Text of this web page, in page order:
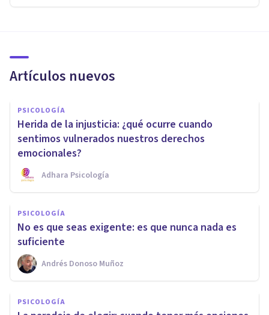
Artículos nuevos
PSICOLOGÍA
Herida de la injusticia: ¿qué ocurre cuando
sentimos vulnerados nuestros derechos
emocionales?
Adhara Psicología
PSICOLOGÍA
No es que seas exigente: es que nunca nada es
suficiente
Andrés Donoso Muñoz
PSICOLOGÍA